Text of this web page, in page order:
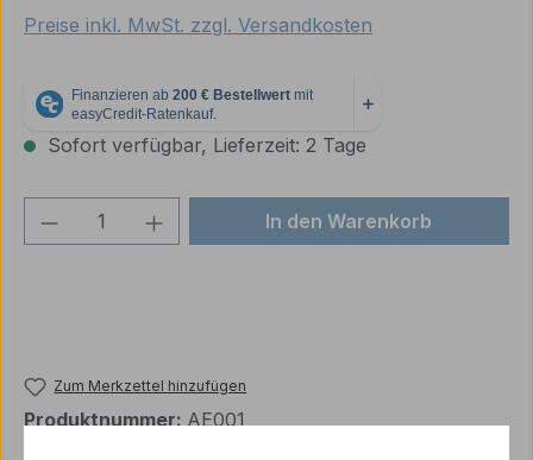
Preise inkl. MwSt. zzgl. Versandkosten
Sofort verfügbar, Lieferzeit: 2 Tage
Produkt Anzahl: Gib denIn den Warenkorb
Zum Merkzettel hinzufügen
Produktnummer:AE001